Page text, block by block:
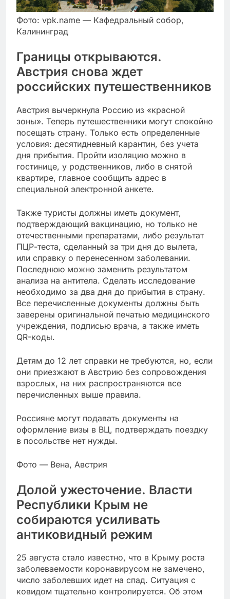
Фото: vpk.name — Кафедральный собор,
Калининград
Границы открываются.
Австрия снова ждет
российских путешественников
Австрия вычеркнула Россию из «красной
зоны». Теперь путешественники могут спокойно
посещать страну. Только есть определенные
условия: десятидневный карантин, без учета
дня прибытия. Пройти изоляцию можно в
гостинице, у родственников, либо в снятой
квартире, главное сообщить адрес в
специальной электронной анкете.
Также туристы должны иметь документ,
подтверждающий вакцинацию, но только не
отечественными препаратами, либо результат
ПЦР-теста, сделанный за три дня до вылета,
или справку о перенесенном заболевании.
Последнюю можно заменить результатом
анализа на антитела. Сделать исследование
необходимо за два дня до прибытия в страну.
Все перечисленные документы должны быть
заверены оригинальной печатью медицинского
учреждения, подписью врача, а также иметь
QR-коды.
Детям до 12 лет справки не требуются, но, если
они приезжают в Австрию без сопровождения
взрослых, на них распространяются все
перечисленных выше правила.
Россияне могут подавать документы на
оформление визы в ВЦ, подтверждать поездку
в посольстве нет нужды.
Фото — Вена, Австрия
Долой ужесточение. Власти
Республики Крым не
собираются усиливать
антиковидный режим
25 августа стало известно, что в Крыму роста
заболеваемости коронавирусом не замечено,
число заболевших идет на спад. Ситуация с
ковидом тщательно контролируется. Об этом